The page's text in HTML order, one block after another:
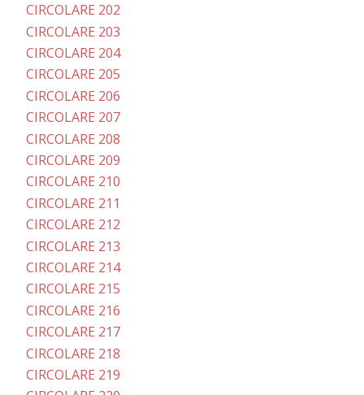
CIRCOLARE 202
CIRCOLARE 203
CIRCOLARE 204
CIRCOLARE 205
CIRCOLARE 206
CIRCOLARE 207
CIRCOLARE 208
CIRCOLARE 209
CIRCOLARE 210
CIRCOLARE 211
CIRCOLARE 212
CIRCOLARE 213
CIRCOLARE 214
CIRCOLARE 215
CIRCOLARE 216
CIRCOLARE 217
CIRCOLARE 218
CIRCOLARE 219